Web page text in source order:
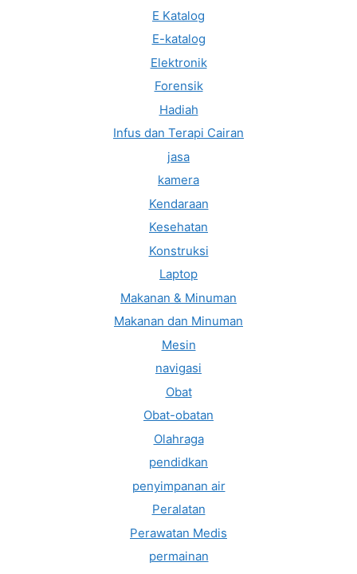
E Katalog
E-katalog
Elektronik
Forensik
Hadiah
Infus dan Terapi Cairan
jasa
kamera
Kendaraan
Kesehatan
Konstruksi
Laptop
Makanan & Minuman
Makanan dan Minuman
Mesin
navigasi
Obat
Obat-obatan
Olahraga
pendidkan
penyimpanan air
Peralatan
Perawatan Medis
permainan